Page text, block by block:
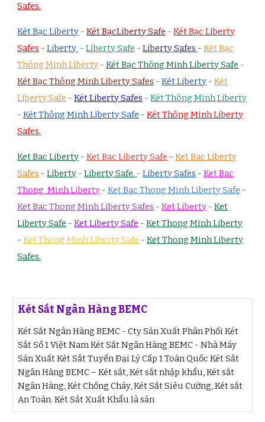
Safes.
Két Bạc Liberty -Két BạcLiberty Safe -Két Bạc Liberty
Safes -Liberty -Liberty Safe -Liberty Safes -Két Bạc
Thông Minh Liberty -Két Bạc Thông Minh Liberty Safe -
Két Bạc Thông Minh Liberty Safes -Két Liberty -Két
Liberty Safe -Két Liberty Safes -Két Thông Minh Liberty
-Két Thông Minh Liberty Safe -Két Thông Minh Liberty
Safes.
Ket Bac Liberty -Ket Bac Liberty Safe -Ket Bac Liberty
Safes -Liberty -Liberty Safe. -Liberty Safes -Ket Bac
Thong Minh Liberty -Ket Bac Thong Minh Liberty Safe -
Ket Bac Thong Minh Liberty Safes -Ket Liberty -Ket
Liberty Safe -Ket Liberty Safe -Ket Thong Minh Liberty
-Ket Thong Minh Liberty Safe -Ket Thong Minh Liberty
Safes.
Két Sắt Ngân Hàng BEMC
Két Sắt Ngân Hàng BEMC - Cty Sản Xuất Phân Phối Két
Sắt Số 1 Việt Nam Két Sắt Ngân Hàng BEMC - Nhà Máy
Sản Xuất Két Sắt Tuyển Đại Lý Cấp 1 Toàn Quốc Két Sắt
Ngân Hàng BEMC – Két sắt, Két sắt nhập khẩu, Két sắt
Ngân Hàng, Két Chống Cháy, Két Sắt Siêu Cường, Két sắt
An Toàn. Két Sắt Xuất Khẩu là sản